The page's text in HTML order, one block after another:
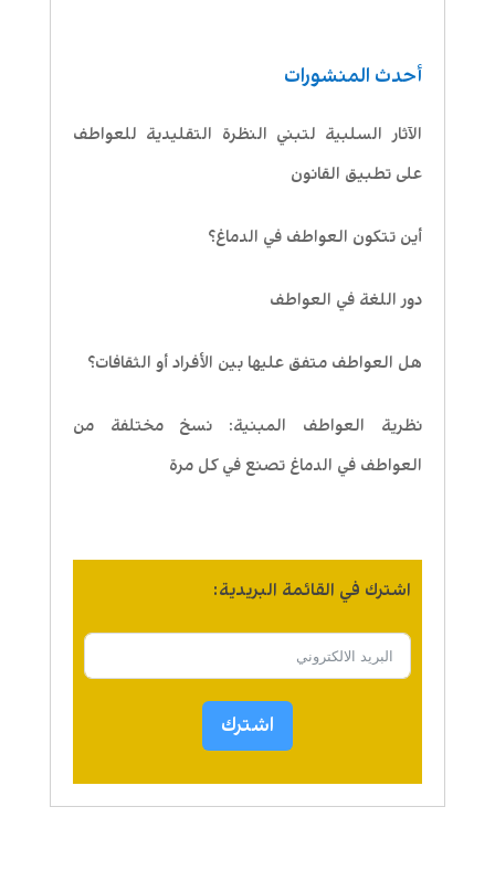
أحدث المنشورات
الآثار السلبية لتبني النظرة التقليدية للعواطف
على تطبيق القانون
أين تتكون العواطف في الدماغ؟
دور اللغة في العواطف
هل العواطف متفق عليها بين الأفراد أو الثقافات؟
نظرية العواطف المبنية: نسخ مختلفة من
العواطف في الدماغ تصنع في كل مرة
اشترك في القائمة البريدية:
اشترك